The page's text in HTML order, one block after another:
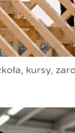
kursy,